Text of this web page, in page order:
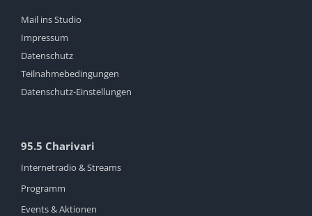
Mail ins Studio
Impressum
Datenschutz
Teilnahmebedingungen
Datenschutz-Einstellungen
95.5 Charivari
Internetradio & Streams
Programm
Events & Aktionen